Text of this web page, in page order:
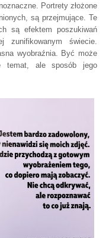
Portrety złożone
są przejmujące. Te
są efektem poszukiwań
zunifikowanym świecie.
wyobraźnia. Być może
temat, ale sposób jego